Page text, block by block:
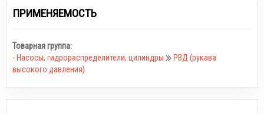
ПРИМЕНЯЕМОСТЬ
Товарная группа:
- Насосы, гидрораспределители, цилиндры
РВД (рукава
высокого давления)